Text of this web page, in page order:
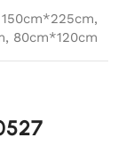
150cm*225cm,
, 80cm*120cm